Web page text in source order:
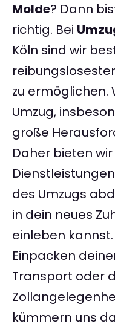
Molde? Dann
richtig. Bei
Köln sind wir
zu ermöglichen.
Umzug,
große
Daher bieten
des Umzugs
in dein neues
einleben
Einpacken
Transport oder
kümmern uns